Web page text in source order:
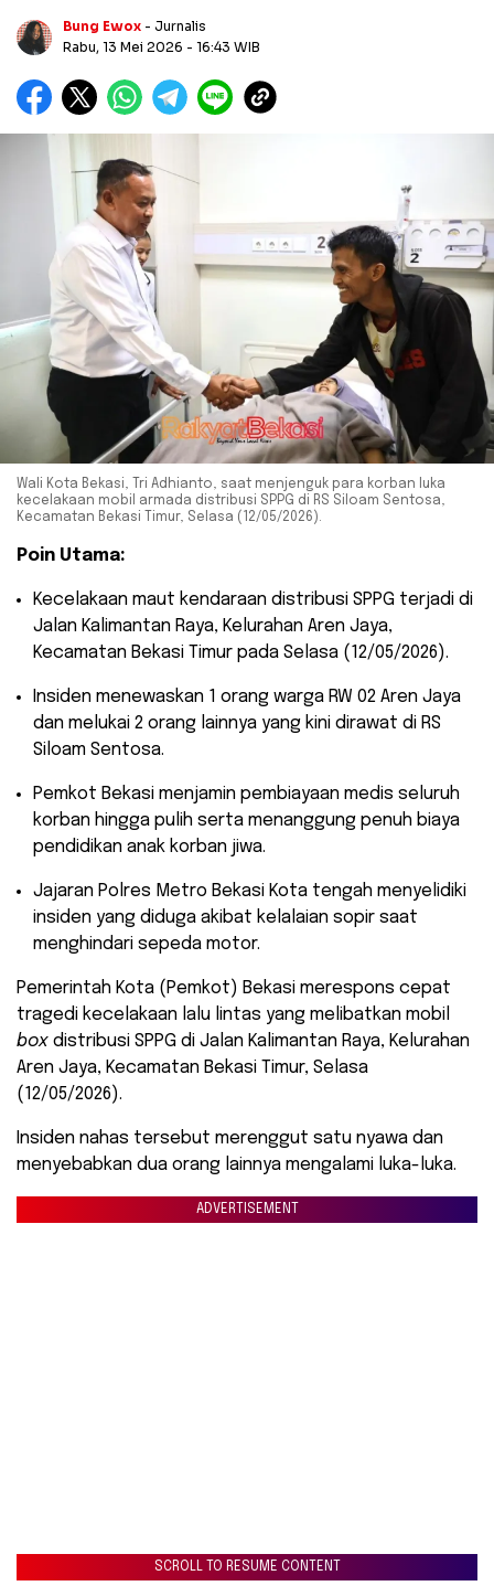
Bung Ewox - Jurnalis
Rabu, 13 Mei 2026 - 16:43 WIB
Wali Kota Bekasi, Tri Adhianto, saat menjenguk para korban luka
kecelakaan mobil armada distribusi SPPG di RS Siloam Sentosa,
Kecamatan Bekasi Timur, Selasa (12/05/2026).
Poin Utama:
​Kecelakaan maut kendaraan distribusi SPPG terjadi di
Jalan Kalimantan Raya, Kelurahan Aren Jaya,
Kecamatan Bekasi Timur pada Selasa (12/05/2026).
​Insiden menewaskan 1 orang warga RW 02 Aren Jaya
dan melukai 2 orang lainnya yang kini dirawat di RS
Siloam Sentosa.
​Pemkot Bekasi menjamin pembiayaan medis seluruh
korban hingga pulih serta menanggung penuh biaya
pendidikan anak korban jiwa.
​Jajaran Polres Metro Bekasi Kota tengah menyelidiki
insiden yang diduga akibat kelalaian sopir saat
menghindari sepeda motor.
​Pemerintah Kota (Pemkot) Bekasi merespons cepat
tragedi kecelakaan lalu lintas yang melibatkan mobil
box distribusi SPPG di Jalan Kalimantan Raya, Kelurahan
Aren Jaya, Kecamatan Bekasi Timur, Selasa
(12/05/2026).
Insiden nahas tersebut merenggut satu nyawa dan
menyebabkan dua orang lainnya mengalami luka-luka.
ADVERTISEMENT
SCROLL TO RESUME CONTENT